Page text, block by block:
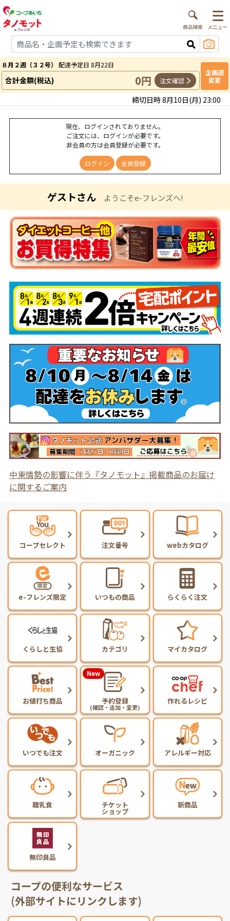
８月２週（３２号） 配達予定日 8月22日
合計金額(税込) 0円 注文確認
企画週
変更
締切日時 8月10日(月) 23:00
現在、ログインされておりません。
ご注文には、ログインが必要です。
非会員の方は会員登録が必要です。
ログイン 会員登録
ゲストさんようこそe-フレンズへ!
中東情勢の影響に伴う『タノモット』掲載商品のお届け
に関するご案内
コープセレクト 注文番号 webカタログ
e-フレンズ限定 いつもの商品 らくらく注文
くらしと生協 カテゴリ マイカタログ
お値打ち商品 予約登録
(確認・追加・変更)
New
作れるレシピ
いつでも注文 オーガニック アレルギー対応
離乳食 チケット
ショップ
新商品
無印良品
コープの便利なサービス
(外部サイトにリンクします)